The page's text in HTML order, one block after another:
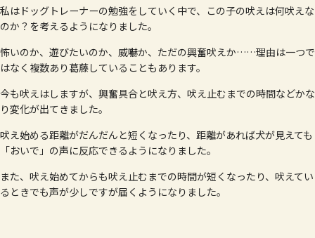
私はドッグトレーナーの勉強をしていく中で、この子の吠えは何吠えな
のか？を考えるようになりました。
怖いのか、遊びたいのか、威嚇か、ただの興奮吠えか……理由は一つで
はなく複数あり葛藤していることもあります。
今も吠えはしますが、興奮具合と吠え方、吠え止むまでの時間などかな
り変化が出てきました。
吠え始める距離がだんだんと短くなったり、距離があれば犬が見えても
「おいで」の声に反応できるようになりました。
また、吠え始めてからも吠え止むまでの時間が短くなったり、吠えてい
るときでも声が少しですが届くようになりました。